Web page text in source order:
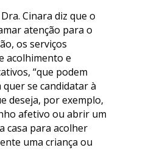
Cinara diz que o
atenção para o
os serviços
acolhimento e
“que podem
se candidatar à
deseja, por exemplo,
afetivo ou abrir um
casa para acolher
uma criança ou